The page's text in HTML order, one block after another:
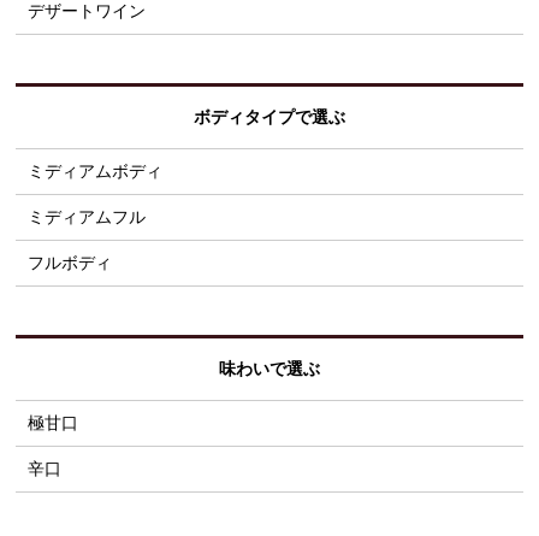
デザートワイン
ボディタイプで選ぶ
ミディアムボディ
ミディアムフル
フルボディ
味わいで選ぶ
極甘口
辛口